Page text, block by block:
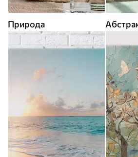
Природа